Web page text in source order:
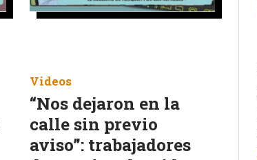
“Nos dejaron en la
calle sin previo
aviso”: trabajadores
Videos